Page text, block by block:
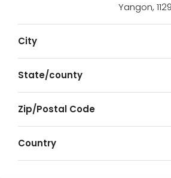
Yangon,
City
State/county
Zip/Postal Code
Country